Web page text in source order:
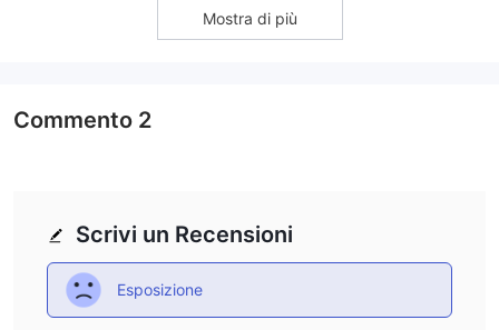
Mostra di più
Scrivi un Recensioni
Esposizione
Commento 2